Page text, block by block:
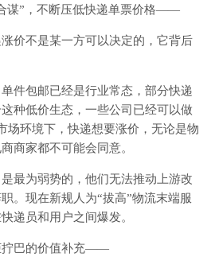
谋”，不断压低快递单票价格——
价不是某一方可以决定的，它背后
件包邮已经是行业常态，部分快递
种低价生态，一些公司已经可以做
场环境下，快递想要涨价，无论是物
商家都不可能会同意。
最为弱势的，他们无法推动上游改
。现在新规人为“拔高”物流末端服
递员和用户之间爆发。
拧巴的价值补充——